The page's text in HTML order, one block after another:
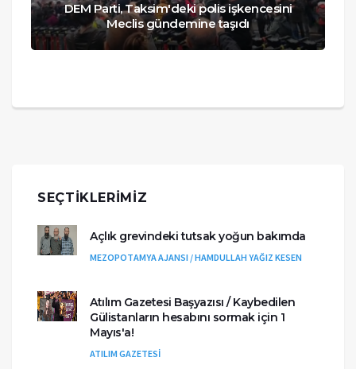
DEM Parti, Taksim'deki polis işkencesini
Meclis gündemine taşıdı
SEÇTIKLERIMIZ
Açlık grevindeki tutsak yoğun bakımda
MEZOPOTAMYA AJANSI / HAMDULLAH YAĞIZ KESEN
Atılım Gazetesi Başyazısı / Kaybedilen
Gülistanların hesabını sormak için 1
Mayıs'a!
ATILIM GAZETESİ